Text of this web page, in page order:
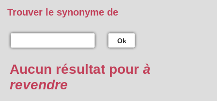
Trouver le synonyme de
Ok
Aucun résultat pour à
revendre